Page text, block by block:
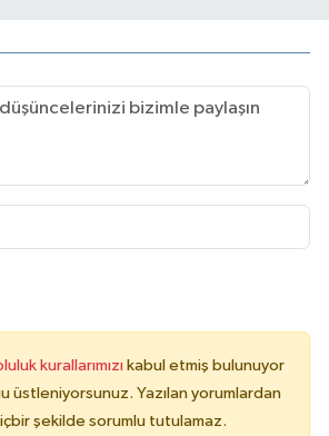
kurallarımızı kabul etmiş bulunuyor
üstleniyorsunuz. Yazılan yorumlardan
şekilde sorumlu tutulamaz.